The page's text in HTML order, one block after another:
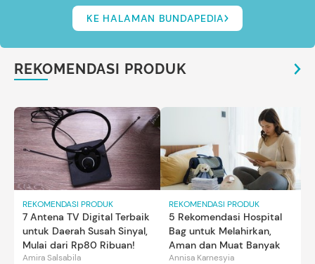
KE HALAMAN BUNDAPEDIA
REKOMENDASI PRODUK
REKOMENDASI PRODUK
7 Antena TV Digital Terbaik
untuk Daerah Susah Sinyal,
Mulai dari Rp80 Ribuan!
Amira Salsabila
REKOMENDASI PRODUK
5 Rekomendasi Hospital
Bag untuk Melahirkan,
Aman dan Muat Banyak
Annisa Karnesyia